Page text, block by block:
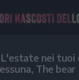
L'estate nei tuoi
The bear